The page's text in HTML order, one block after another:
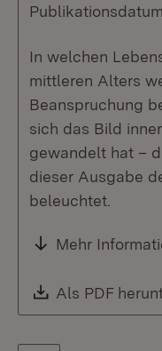
In welchen
mittleren Alters
Beanspruchung
sich das Bild
gewandelt hat –
dieser Ausgabe
beleuchtet.
Mehr
Download:
Als PDF